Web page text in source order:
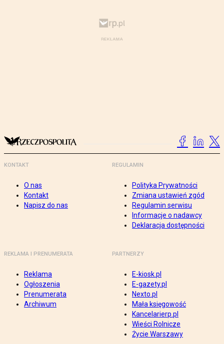
KONTAKT
O nas
Kontakt
Napisz do nas
REGULAMIN
Polityka Prywatności
Zmiana ustawień zgód
Regulamin serwisu
Informacje o nadawcy
Deklaracja dostępności
REKLAMA I PRENUMERATA
Reklama
Ogłoszenia
Prenumerata
Archiwum
PARTNERZY
E-kiosk.pl
E-gazety.pl
Nexto.pl
Mała księgowość
Kancelarierp.pl
Wieści Rolnicze
Życie Warszawy